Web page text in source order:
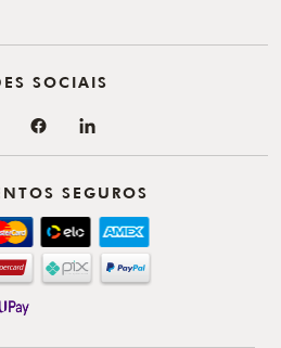
SEGUROS
SOCIAIS